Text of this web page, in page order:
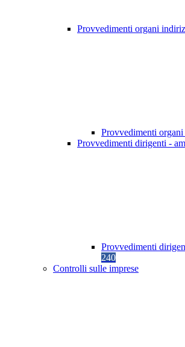
Provvedimenti organi
Provvedimenti
Provvedimenti dirigenti -
Provvedimenti
240
Controlli sulle imprese